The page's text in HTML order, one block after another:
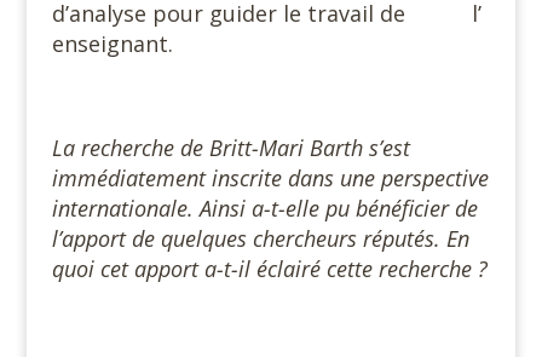
d’analyse pour guider le travail de l’
enseignant.
La recherche de Britt-Mari Barth s’est
immédiatement inscrite dans une perspective
internationale. Ainsi a-t-elle pu bénéficier de
l’apport de quelques chercheurs réputés. En
quoi cet apport a-t-il éclairé cette recherche ?